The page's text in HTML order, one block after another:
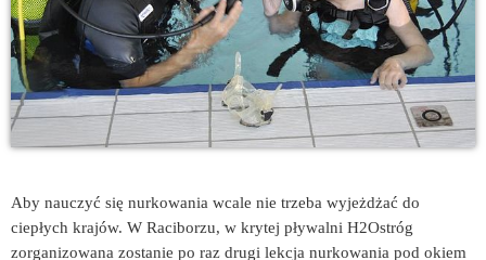
Aby nauczyć się nurkowania wcale nie trzeba wyjeżdżać do
ciepłych krajów. W Raciborzu, w krytej pływalni H2Ostróg
zorganizowana zostanie po raz drugi lekcja nurkowania pod okiem